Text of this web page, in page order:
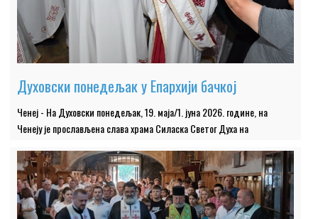
Духовски понедељак у Епархији бачкој
Ченеј - На Духовски понедељак, 19. маја/1. јуна 2026. године, на
Ченеју је прослављена слава храма Силаска Светог Духа на